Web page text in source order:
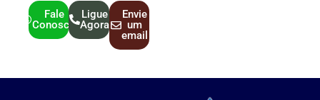
Fale
Conosco
Ligue
Agora
Envie
um
email